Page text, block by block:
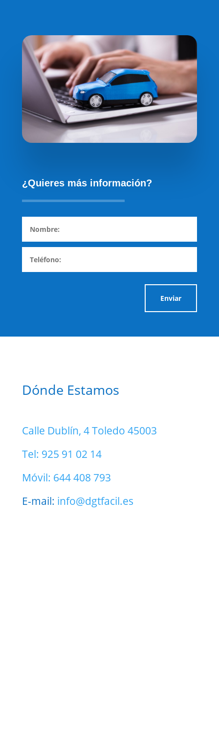
¿Quieres más información?
Enviar
Dónde Estamos
Calle Dublín, 4 Toledo 45003
Tel: 925 91 02 14
Móvil: 644 408 793
E-mail: info@dgtfacil.es